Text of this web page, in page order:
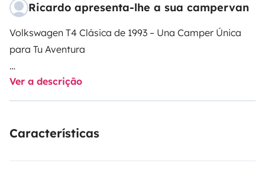
Ricardo apresenta-lhe a sua campervan
Volkswagen T4 Clásica de 1993 – Una Camper Única
para Tu Aventura
¡Descubre la libertad sobre ruedas con esta
Volkswagen T4 clásica de 1993, una joya histórica con
buscan una experiencia auténtica en una furgoneta
Ver a descrição
Características